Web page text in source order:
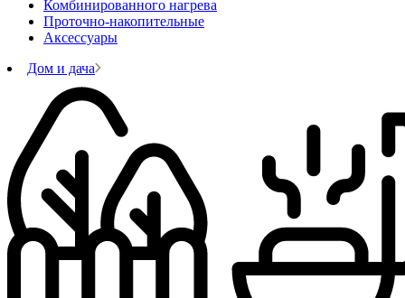
Комбинированного нагрева
Проточно-накопительные
Аксессуары
Дом и дача